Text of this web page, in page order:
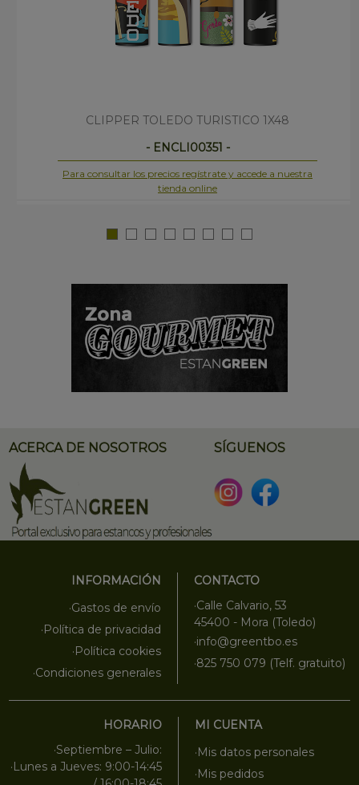
CLIPPER TOLEDO TURISTICO 1X48
- ENCLI00351 -
Para consultar los precios regístrate y accede a nuestra
tienda online
ACERCA DE NOSOTROS SÍGUENOS
INFORMACIÓN
·Gastos de envío
·Política de privacidad
·Política cookies
·Condiciones generales
CONTACTO
·Calle Calvario, 53
45400 - Mora (Toledo)
·info@greentbo.es
·825 750 079 (Telf. gratuito)
HORARIO
·Septiembre – Julio:
·Lunes a Jueves: 9:00-14:45
MI CUENTA
·Mis datos personales
·Mis pedidos